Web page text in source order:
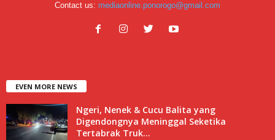
Contact us: mediaonline.ponorogo@gmail.com
EVEN MORE NEWS
Ngeri, Nenek & Cucu Balita yang
Digendongnya Meninggal Seketika
Tertabrak Truk...